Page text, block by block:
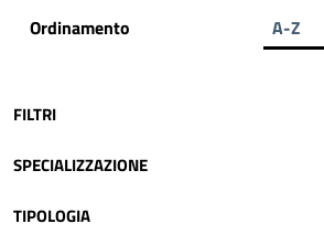
Ordinamento A-Z
FILTRI
SPECIALIZZAZIONE
TIPOLOGIA